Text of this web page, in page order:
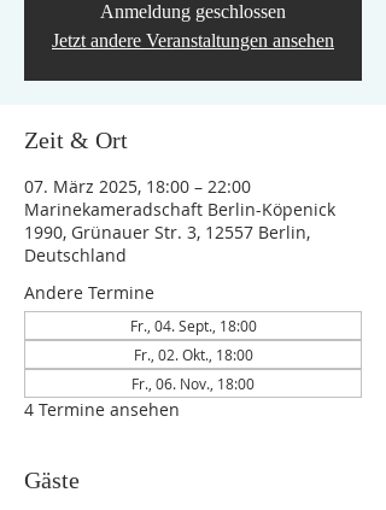
Anmeldung geschlossen
Jetzt andere Veranstaltungen ansehen
Zeit & Ort
07. März 2025, 18:00 – 22:00
Marinekameradschaft Berlin-Köpenick
1990, Grünauer Str. 3, 12557 Berlin,
Deutschland
Andere Termine
Fr., 04. Sept., 18:00
Fr., 02. Okt., 18:00
Fr., 06. Nov., 18:00
4 Termine ansehen
Gäste